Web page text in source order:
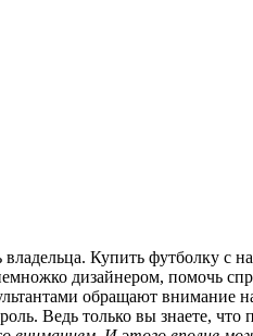
Купить футболку с
дизайнером, помочь
обращают
Ведь только вы знаете, что